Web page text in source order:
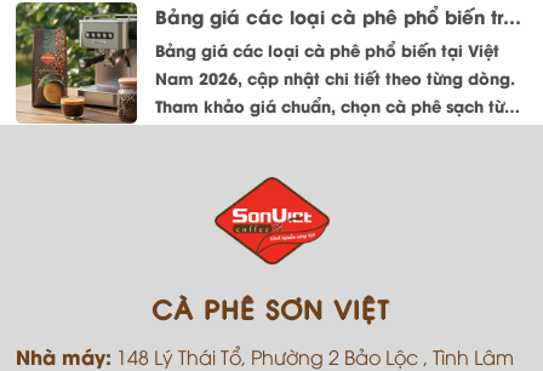
Bảng giá các loại cà phê phổ biến trên thị trường Việt Nam mới nhất 2026
Bảng giá các loại cà phê phổ biến tại Việt
Nam 2026, cập nhật chi tiết theo từng dòng.
Tham khảo giá chuẩn, chọn cà phê sạch từ
Sơn Việt Coffee.
CÀ PHÊ SƠN VIỆT
Nhà máy: 148 Lý Thái Tổ, Phường 2 Bảo Lộc , Tình Lâm